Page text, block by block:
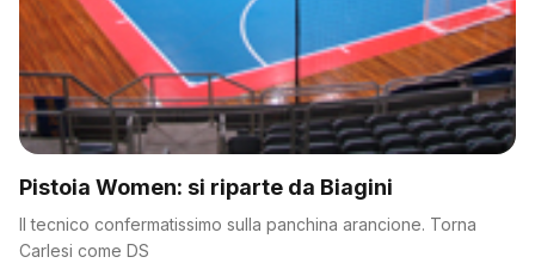
Pistoia Women: si riparte da Biagini
Il tecnico confermatissimo sulla panchina arancione. Torna
Carlesi come DS